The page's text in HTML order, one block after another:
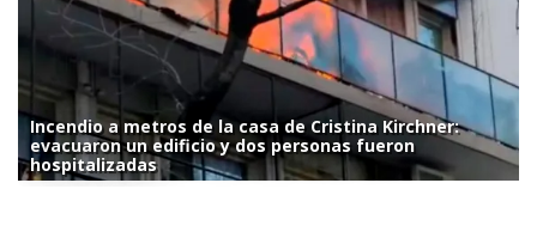
Incendio a metros de la casa de Cristina Kirchner:
evacuaron un edificio y dos personas fueron
hospitalizadas